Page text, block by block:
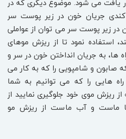
یافت می شود. موضوع دیگری که در
جریان خون در زیر پوست سر
زیر پوست سر می توان از عواملی
استفاده نمود تا از ریزش موهای
ها، به جریان انداختن خون در سر و
و شامپویی را که به کار می
راه هایی را که می توانیم به شما
ریزش موی خود جلوگیری نمایید از
ماست و آب ماست از ریزش مو